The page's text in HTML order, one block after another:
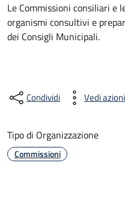
Le Commissioni consiliari e
organismi consultivi e
dei Consigli Municipali.
Condividi Vedi azioni
Tipo di Organizzazione
Commissioni